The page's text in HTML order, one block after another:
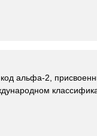
альфа-2,